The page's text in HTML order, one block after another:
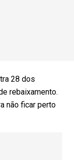
28 dos
rebaixamento.
não ficar perto